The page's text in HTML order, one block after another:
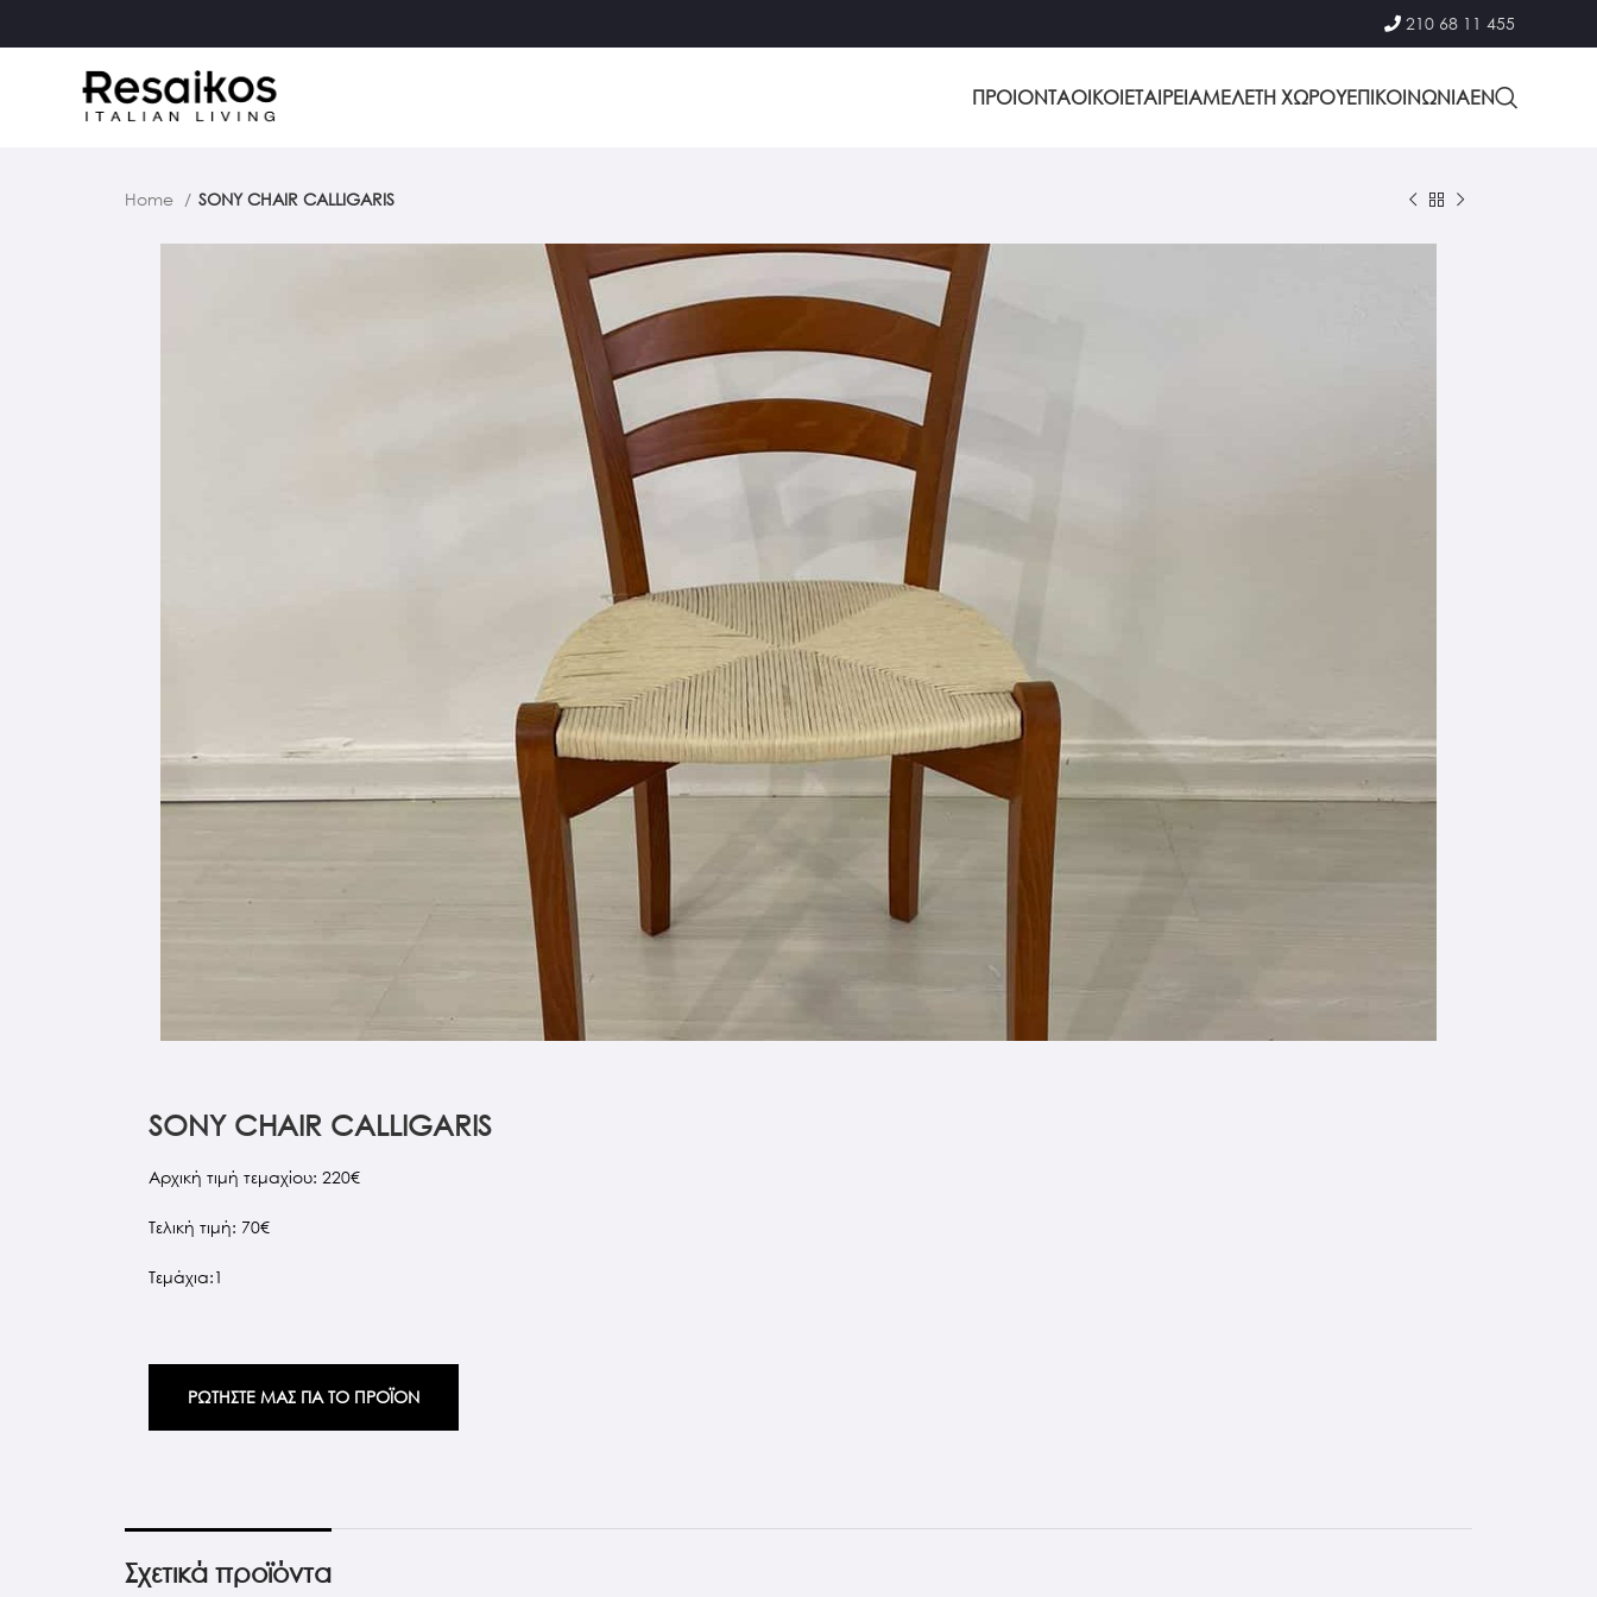
210 68 11 455
ΠΡΟΙΟΝΤΑΟΙΚΟΙΕΤΑΙΡΕΙΑΜΕΛΕΤΗ ΧΩΡΟΥΕΠΙΚΟΙΝΩΝΙΑEΝ
Home SONY CHAIR CALLIGARIS
SONY CHAIR CALLIGARIS
Aρχική τιμή τεμαχίου: 220€
Tελική τιμή: 70€
Tεμάχια:1
ΡΩΤΗΣΤΕ ΜΑΣ ΓΙΑ ΤΟ ΠΡΟΪΟΝ
Σχετικά προϊόντα